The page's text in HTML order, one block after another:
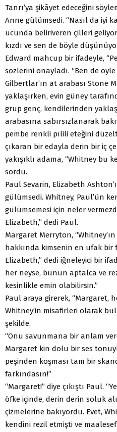
Tanrı’ya şikâyet edeceğini
Anne gülümsedi. “Nasıl da iyi
ucunda beliriveren çilleri
kızdı ve sen de böyle
Edward mahcup bir ifadeyle,
sözlerini onayladı. “Ben de
Gilbertlar’ın at arabası Stone
yaklaşırken, evin güney
grup genç, kendilerinden
arabasına sabırsızlanarak
pembe renkli pılili eteğini
çıkaran bir edayla derin bir iç
yakışıklı adama, “Whitney bu
sordu.
Paul Sevarin, Elizabeth
gülümsedi. Whitney, Paul’ün
gülümsemesi için neler
Elizabeth,” dedi Paul.
Margaret Merryton,
hakkında kimsenin en ufak bir
Elizabeth,” dedi iğneleyici bir
her neyse, bunun aptalca ve
kesinlikle emin olabilirsin.”
Paul araya girerek, “Margaret,
Whitney’in misafirleri olarak
şekilde.
“Onu savunmana bir anlam
Margaret kin dolu bir ses
peşinden koşması tam bir
farkındasın!”
“Margaret!” diye çıkıştı Paul.
öfke içinde, derin derin soluk
çizmelerine bakıyordu. Evet,
kendini rezil etmişti ve